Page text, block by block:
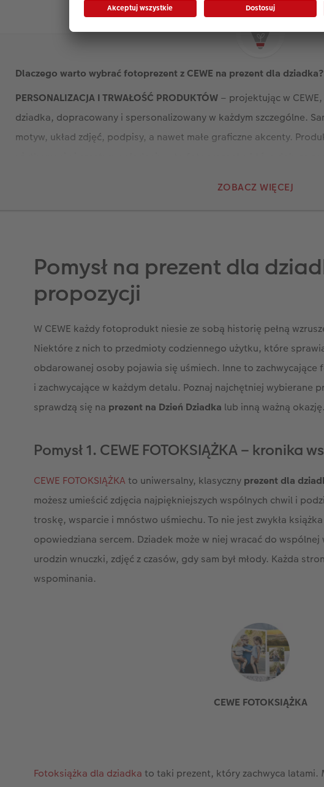
ZOBACZ WIĘCEJ
Dlaczego warto wybrać fotoprezent z CEWE na prezent dla dziadka?
PERSONALIZACJA I TRWAŁOŚĆ PRODUKTÓW – projektując w
dziadka, dopracowany i spersonalizowany w każdym szczególne.
motyw, układ zdjęć, podpisy, a nawet małe graficzne akcenty.
SZEROKI WYBÓR KREATYWNYCH FOTOUPOMINKÓW-fotoksiążka
PROSTE PROJEKTOWANIE ONLINE, SZYBKA REALIZACJA– wyjątkowy
w programie CEWE Fotoświat, aplikacji mobilnej lub
przyjazny interfejs poprowadzi Cię krok po kroku przez proces
komputera, skorzystaj z gotowych układów i motywów, uzupełnij
cliparty. A jeśli chcesz puścić wodze fantazji, znajdziesz tu mnóstwo
Stwórz piękny upominek na Dzień Dziadka, który wniesie w jego
Pomysł na prezent dla
propozycji
W CEWE każdy fotoprodukt niesie ze sobą historię pełną
Niektóre z nich to przedmioty codziennego użytku, które
obdarowanej osoby pojawia się uśmiech. Inne to
i zachwycające w każdym detalu. Poznaj najchętniej wybierane
sprawdzą się na prezent na Dzień Dziadka lub inną ważną okazję.
Pomysł 1. CEWE FOTOKSIĄŻKA – kronika
CEWE FOTOKSIĄŻKA to uniwersalny, klasyczny prezent dla
możesz umieścić zdjęcia najpiękniejszych wspólnych chwil i
troskę, wsparcie i mnóstwo uśmiechu. To nie jest zwykła
opowiedziana sercem. Dziadek może w niej wracać do
urodzin wnuczki, zdjęć z czasów, gdy sam był młody. Każda
wspominania.
CEWE FOTOKSIĄŻKA
Fotoksiążka dla dziadka to taki prezent, który zachwyca latami.